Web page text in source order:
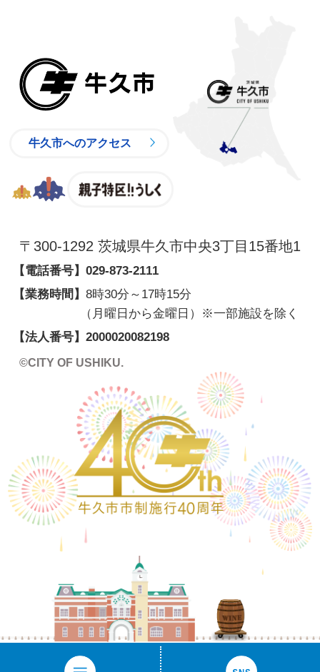
牛久市へのアクセス
〒300-1292 茨城県牛久市中央3丁目15番地1
【電話番号】 029-873-2111
【業務時間】 8時30分～17時15分
（月曜日から金曜日）※一部施設を除く
【法人番号】 2000020082198
©CITY OF USHIKU.